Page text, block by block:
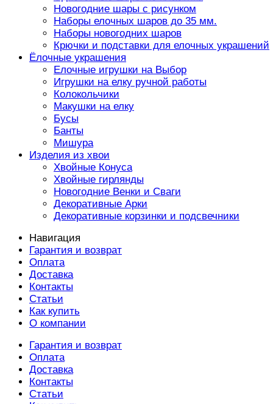
Новогодние шары с рисунком
Наборы елочных шаров до 35 мм.
Наборы новогодних шаров
Крючки и подставки для елочных украшений
Ёлочные украшения
Елочные игрушки на Выбор
Игрушки на елку ручной работы
Колокольчики
Макушки на елку
Бусы
Банты
Мишура
Изделия из хвои
Хвойные Конуса
Хвойные гирлянды
Новогодние Венки и Сваги
Декоративные Арки
Декоративные корзинки и подсвечники
Навигация
Гарантия и возврат
Оплата
Доставка
Контакты
Статьи
Как купить
О компании
Гарантия и возврат
Оплата
Доставка
Контакты
Статьи